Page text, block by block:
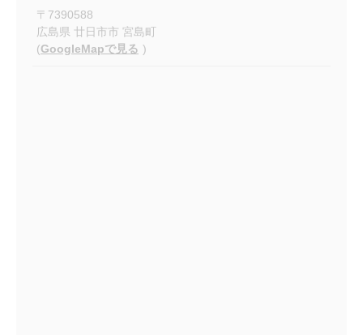
〒 7390588
広島県 廿日市市 宮島町
(GoogleMapで見る )